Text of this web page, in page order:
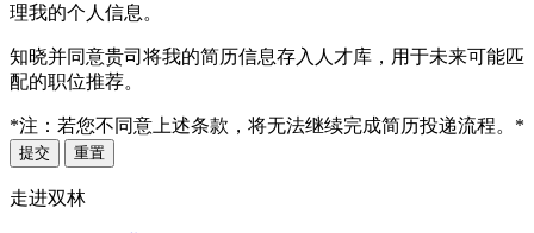
理我的个人信息。
知晓并同意贵司将我的简历信息存入人才库，用于未来可能匹
配的职位推荐。
*注：若您不同意上述条款，将无法继续完成简历投递流程。*
提交 重置
走进双林